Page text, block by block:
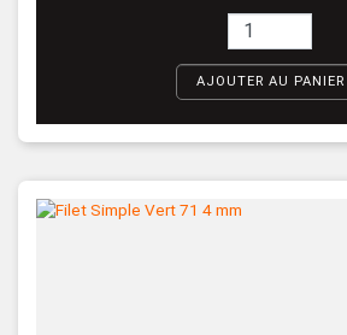
AJOUTER AU PANIER